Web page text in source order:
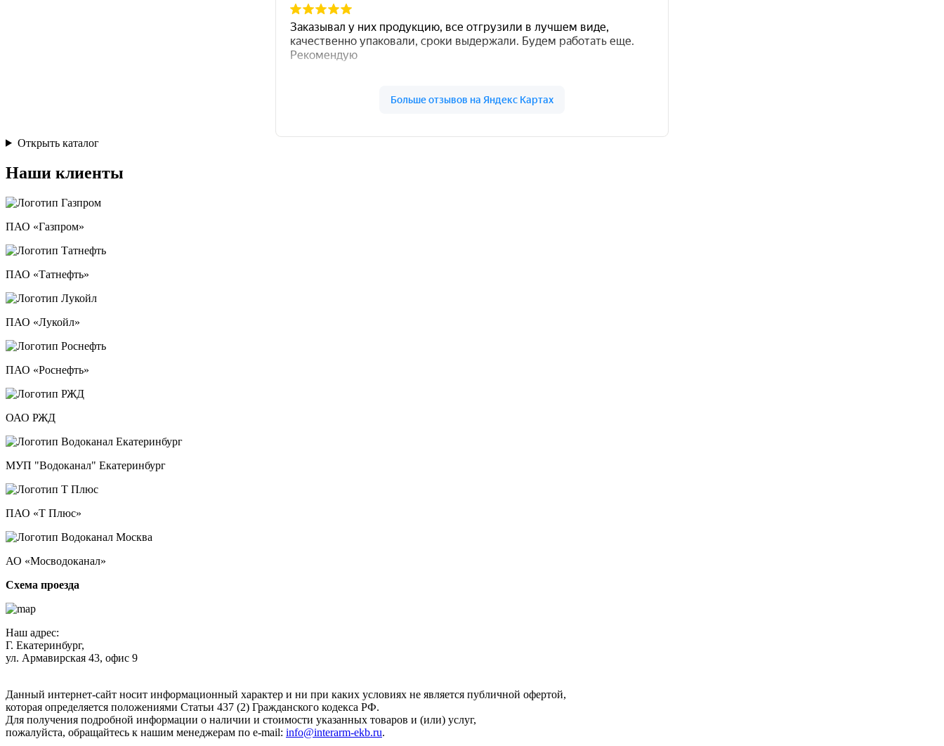
Открыть каталог
Наши клиенты
ПАО «Газпром»
ПАО «Татнефть»
ПАО «Лукойл»
ПАО «Роснефть»
ОАО РЖД
МУП "Водоканал" Екатеринбург
ПАО «Т Плюс»
АО «Мосводоканал»
Схема проезда
Наш адрес:
Г. Екатеринбург,
ул. Армавирская 43, офис 9
Данный интернет-сайт носит информационный характер и ни при каких условиях не является публичной офертой,
которая определяется положениями Статьи 437 (2) Гражданского кодекса РФ.
Для получения подробной информации о наличии и стоимости указанных товаров и (или) услуг,
пожалуйста, обращайтесь к нашим менеджерам по e-mail: info@interarm-ekb.ru.